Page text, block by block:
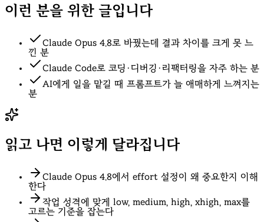
이런 분을 위한 글입니다
Claude Opus 4.8로 바꿨는데 결과 차이를 크게 못 느
낀 분
Claude Code로 코딩·디버깅·리팩터링을 자주 하는 분
AI에게 일을 맡길 때 프롬프트가 늘 애매하게 느껴지는
분
읽고 나면 이렇게 달라집니다
Claude Opus 4.8에서 effort 설정이 왜 중요한지 이해
한다
작업 성격에 맞게 low, medium, high, xhigh, max를
고르는 기준을 잡는다